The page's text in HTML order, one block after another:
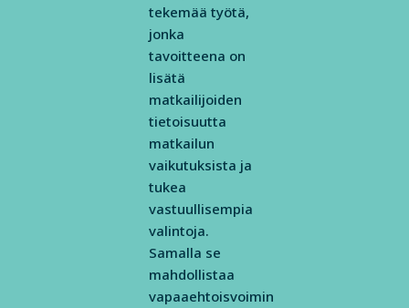
tekemää työtä,
jonka
tavoitteena on
lisätä
matkailijoiden
tietoisuutta
matkailun
vaikutuksista ja
tukea
vastuullisempia
valintoja.
Samalla se
mahdollistaa
vapaaehtoisvoimin